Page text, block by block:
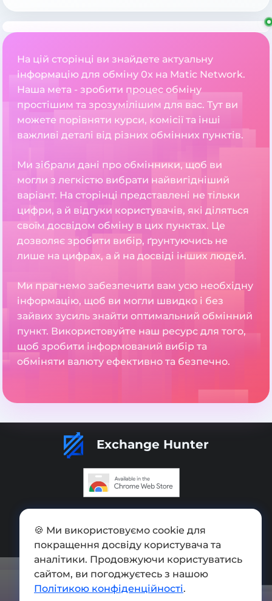
На цій сторінці ви знайдете актуальну
інформацію для обміну 0x на Matic Network.
Наша мета - зробити процес обміну
простішим та зрозумілішим для вас. Тут ви
можете порівняти курси, комісії та інші
важливі деталі від різних обмінних пунктів.
Ми зібрали дані про обмінники, щоб ви
могли з легкістю вибрати найвигідніший
варіант. На сторінці представлені не тільки
цифри, а й відгуки користувачів, які діляться
своїм досвідом обміну в цих пунктах. Це
дозволяє зробити вибір, ґрунтуючись не
лише на цифрах, а й на досвіді інших людей.
Ми прагнемо забезпечити вам усю необхідну
інформацію, щоб ви могли швидко і без
зайвих зусиль знайти оптимальний обмінний
пункт. Використовуйте наш ресурс для того,
щоб зробити інформований вибір та
обміняти валюту ефективно та безпечно.
Exchange Hunter
Мапа сайту
Press kit
Умови використання
🍪 Ми використовуємо cookie для
покращення досвіду користувача та
аналітики. Продовжуючи користуватись
сайтом, ви погоджуєтесь з нашою
Політикою конфіденційності.